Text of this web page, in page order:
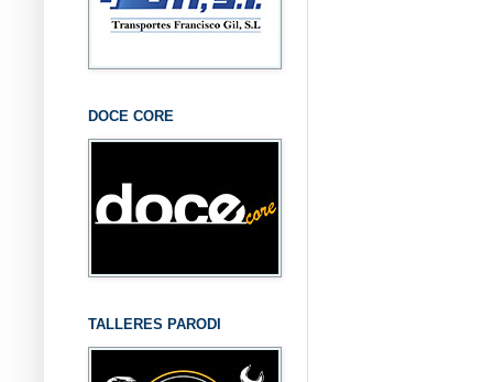
DOCE CORE
TALLERES PARODI